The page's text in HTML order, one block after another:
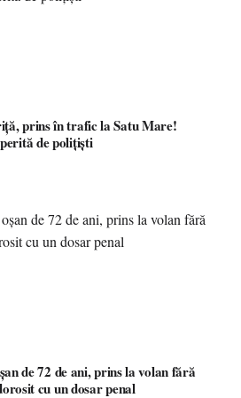
prins în trafic la Satu Mare!
de polițiști
de 72 de ani, prins la volan fără
cu un dosar penal